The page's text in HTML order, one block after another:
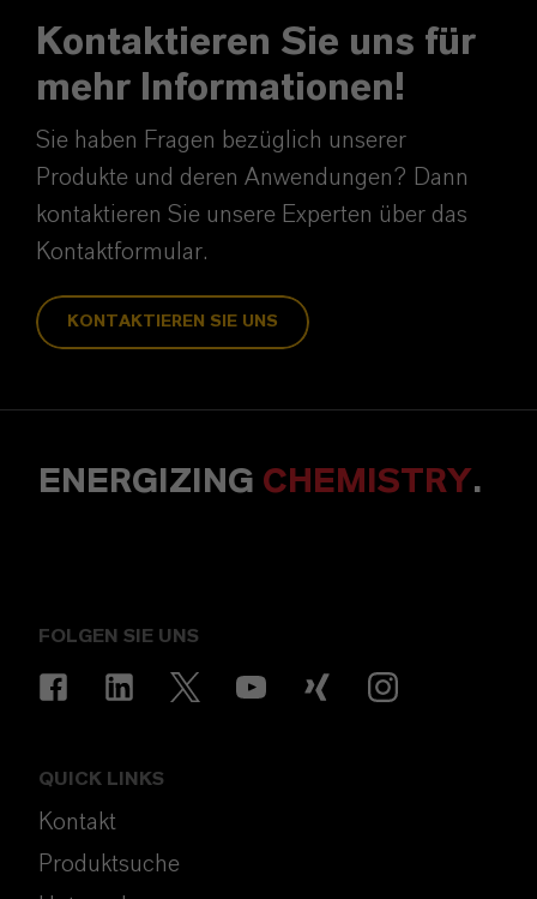
Kontaktieren Sie uns für
mehr Informationen!
Sie haben Fragen bezüglich unserer
Produkte und deren Anwendungen? Dann
kontaktieren Sie unsere Experten über das
Kontaktformular.
KONTAKTIEREN SIE UNS
ENERGIZING CHEMISTRY.
FOLGEN SIE UNS
QUICK LINKS
Kontakt
Produktsuche